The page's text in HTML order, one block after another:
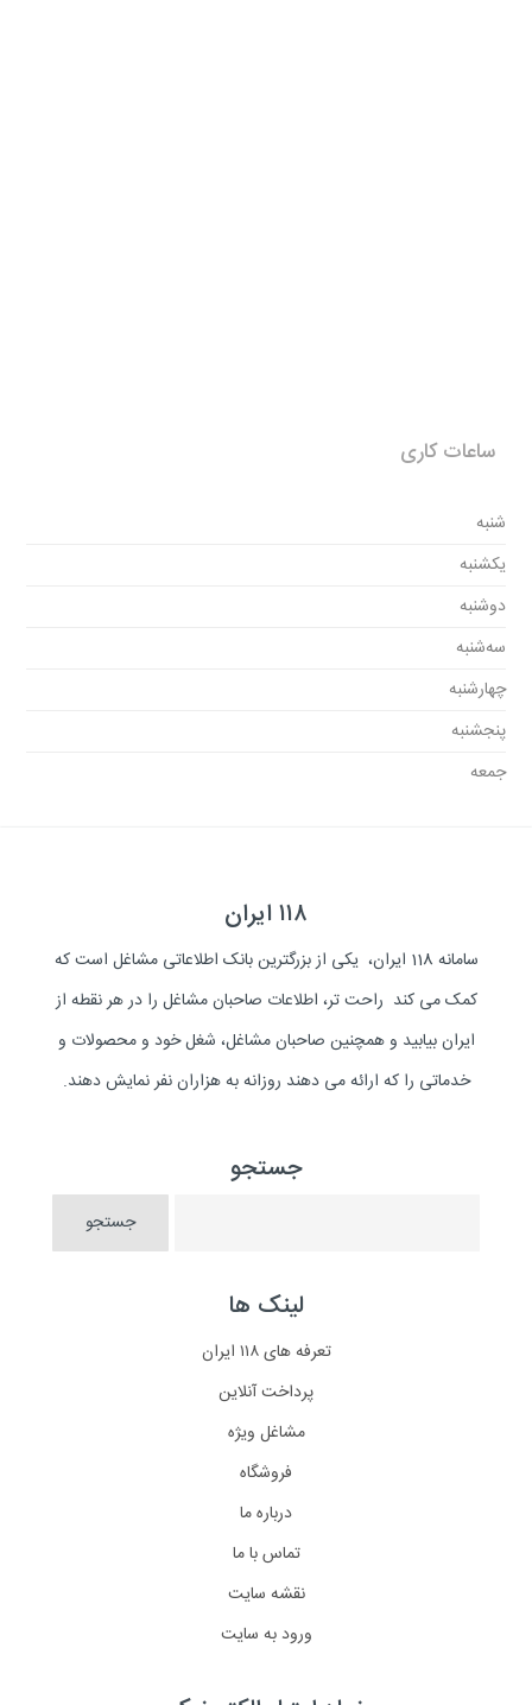
ساعات کاری
شنبه
یکشنبه
دوشنبه
سه‌شنبه
چهارشنبه
پنجشنبه
جمعه
۱۱۸ ایران
سامانه 118 ایران، یکی از بزرگترین بانک اطلاعاتی مشاغل است که
کمک می کند راحت تر، اطلاعات صاحبان مشاغل را در هر نقطه از
ایران بیابید و همچنین صاحبان مشاغل، شغل خود و محصولات و
خدماتی را که ارائه می دهند روزانه به هزاران نفر نمایش دهند.
جستجو
لینک ها
تعرفه های ۱۱۸ ایران
پرداخت آنلاین
مشاغل ویژه
فروشگاه
درباره ما
تماس با ما
نقشه سایت
ورود به سایت